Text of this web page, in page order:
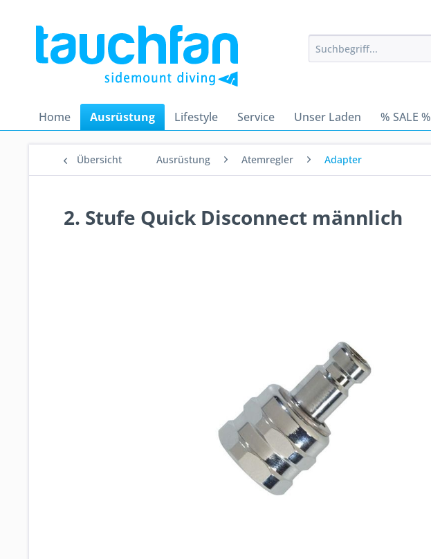
Home Ausrüstung Lifestyle Service Unser Laden % SALE %
Übersicht Ausrüstung Atemregler Adapter
2. Stufe Quick Disconnect männlich